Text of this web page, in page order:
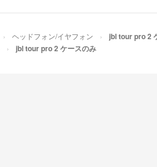
ヘッドフォン/イヤフォン jbl tour pro 2
jbl tour pro 2 ケースのみ